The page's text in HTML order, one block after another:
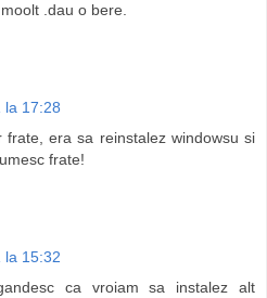
.dau o bere.
la 17:28
frate, era sa reinstalez windowsu si
frate!
la 15:32
ca vroiam sa instalez alt